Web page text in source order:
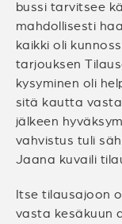
bussi tarvitsee
mahdollisesti
kaikki oli
tarjouksen
kysyminen oli
sitä kautta
jälkeen
vahvistus tuli
Jaana kuvaili
Itse tilausajoon
vasta kesäkuun